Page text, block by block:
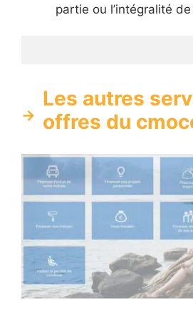
partie ou l’intégralité
Les autres
offres du